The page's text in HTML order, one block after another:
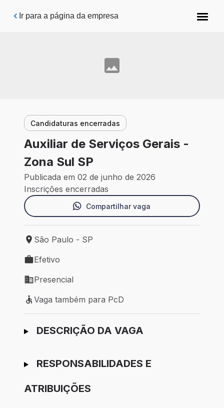
Pular para o conteúdo principal
Ir para a página da empresa
Candidaturas encerradas
Auxiliar de Serviços Gerais -
Zona Sul SP
Publicada em 02 de junho de 2026
Inscrições encerradas
Compartilhar vaga
Local de trabalho: São Paulo - SP
São Paulo - SP
Tipo de vaga: Efetivo
Efetivo
Modelo de trabalho: Presencial
Presencial
Vaga também para PcD
Vaga também para PcD
Ir para candidatura
DESCRIÇÃO DA VAGA
RESPONSABILIDADES E
ATRIBUIÇÕES